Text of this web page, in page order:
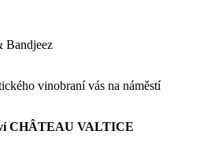
Bandjeez
vinobraní vás na náměstí
CHÂTEAU VALTICE